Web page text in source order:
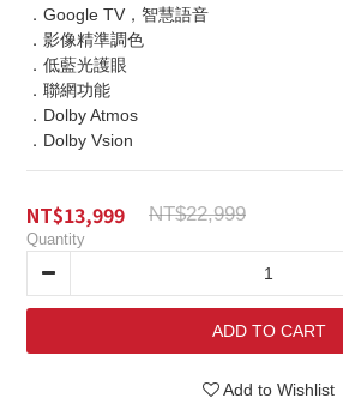
．Google TV，智慧語音
．影像精準調色
．低藍光護眼
．聯網功能
．Dolby Atmos
．Dolby Vsion
NT$13,999 NT$22,999
Quantity
ADD TO CART
Add to Wishlist